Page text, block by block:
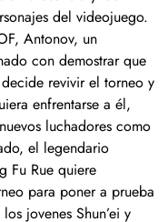
del videojuego.
Antonov, un
con demostrar que
revivir el torneo y
enfrentarse a él,
luchadores como
el legendario
Fu Rue quiere
para poner a prueba
jovenes Shun’ei y